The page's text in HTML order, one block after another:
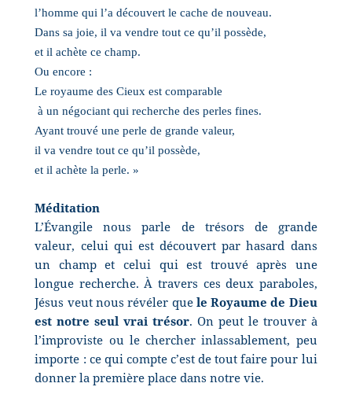
l’homme qui l’a découvert le cache de nouveau.
Dans sa joie, il va vendre tout ce qu’il possède,
et il achète ce champ.
Ou encore :
Le royaume des Cieux est comparable
à un négociant qui recherche des perles fines.
Ayant trouvé une perle de grande valeur,
il va vendre tout ce qu’il possède,
et il achète la perle. »
Méditation
L’Évangile nous parle de trésors de grande
valeur, celui qui est découvert par hasard dans
un champ et celui qui est trouvé après une
longue recherche. À travers ces deux paraboles,
Jésus veut nous révéler que le Royaume de Dieu
est notre seul vrai trésor. On peut le trouver à
l’improviste ou le chercher inlassablement, peu
importe : ce qui compte c’est de tout faire pour lui
donner la première place dans notre vie.